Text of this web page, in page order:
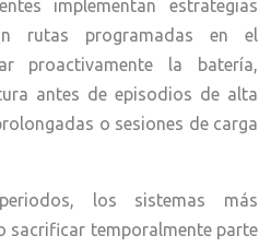
implementan estrategias
rutas programadas en el
proactivamente la batería,
antes de episodios de alta
o sesiones de carga
los sistemas más
sacrificar temporalmente parte